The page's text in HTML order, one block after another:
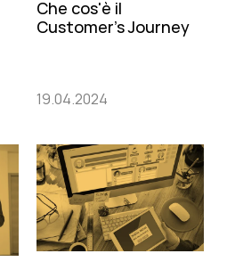
Che cos'è il
Customer's Journey
19.04.2024